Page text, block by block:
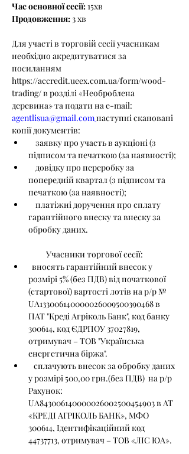
Час основної сесії: 15хв
Продовження: 3 хв
Для участі в торговій сесії учасникам
необхідно акредитуватися за
посиланням
https://accredit.ueex.com.ua/form/wood-
trading/ в розділі «Необроблена
деревина» та подати на e-mail:
agentlisua@gmail.comнаступні скановані
копії документів:
підписом та печаткою (за наявності);
попередній квартал (з підписом та
печаткою (за наявності);
гарантійного внеску та внеску за
обробку даних.
Учасники торгової сесії:
розмірі 5% (без ПДВ) від початкової
(стартової) вартості лотів на р/р №
UA133006140000026009500390468 в
ПАТ "Креді Агріколь Банк", код банку
300614, код ЄДРПОУ 37027819,
отримувач – ТОВ "Українська
енергетична біржа".
у розмірі 500,00 грн.(без ПДВ)  на р/р
Рахунок:
UA843006140000026002500454903 в АТ
«КРЕДІ АГРІКОЛЬ БАНК», МФО
300614, Ідентифікаційний код
44737713, отримувач – ТОВ «ЛІС ЮА».